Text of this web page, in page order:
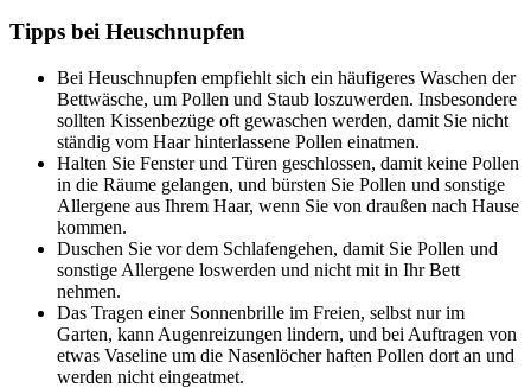
Tipps bei Heuschnupfen
Bei Heuschnupfen empfiehlt sich ein häufigeres Waschen der
Bettwäsche, um Pollen und Staub loszuwerden. Insbesondere
sollten Kissenbezüge oft gewaschen werden, damit Sie nicht
ständig vom Haar hinterlassene Pollen einatmen.
Halten Sie Fenster und Türen geschlossen, damit keine Pollen
in die Räume gelangen, und bürsten Sie Pollen und sonstige
Allergene aus Ihrem Haar, wenn Sie von draußen nach Hause
kommen.
Duschen Sie vor dem Schlafengehen, damit Sie Pollen und
sonstige Allergene loswerden und nicht mit in Ihr Bett
nehmen.
Das Tragen einer Sonnenbrille im Freien, selbst nur im
Garten, kann Augenreizungen lindern, und bei Auftragen von
etwas Vaseline um die Nasenlöcher haften Pollen dort an und
werden nicht eingeatmet.